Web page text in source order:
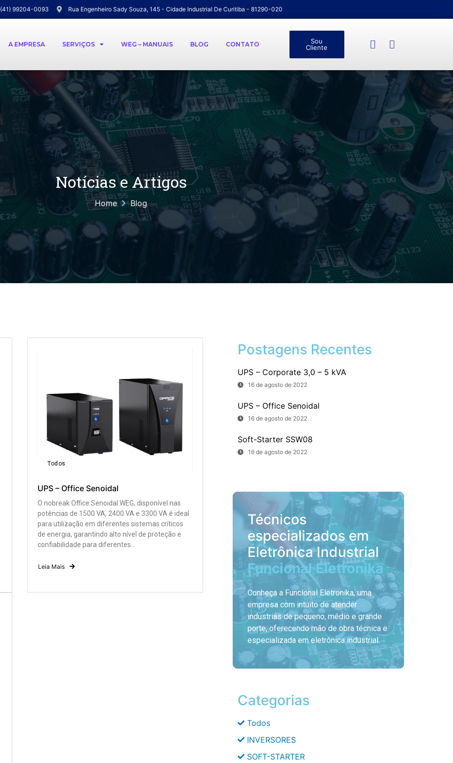
(41) 99204-0093 Rua Engenheiro Sady Souza, 145 - Cidade Industrial De Curitiba - 81290-020
A EMPRESA SERVIÇOS WEG – MANUAIS BLOG CONTATO
Sou
Cliente
Notícias e Artigos
Home Blog
Todos
UPS – Office Senoidal
O nobreak Office Senoidal WEG, disponível nas
potências de 1500 VA, 2400 VA e 3300 VA é ideal
para utilização em diferentes sistemas críticos
de energia, garantindo alto nível de proteção e
confiabilidade para diferentes...
Leia Mais
Postagens Recentes
UPS – Corporate 3,0 – 5 kVA
16 de agosto de 2022
UPS – Office Senoidal
16 de agosto de 2022
Soft-Starter SSW08
16 de agosto de 2022
Técnicos
especializados em
Eletrônica Industrial
Funcional Eletronika
Conheça a Funcional Eletronika, uma
empresa com intuito de atender
industrias de pequeno, médio e grande
porte, oferecendo mão de obra técnica e
especializada em eletrônica industrial.
Categorias
Todos
INVERSORES
SOFT-STARTER